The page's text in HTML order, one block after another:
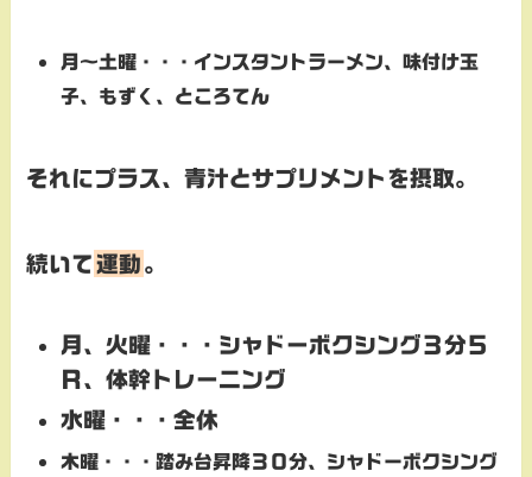
月～土曜・・・インスタントラーメン、味付け玉
子、もずく、ところてん
それにプラス、青汁とサプリメントを摂取。
続いて 運動 。
月、火曜・・・シャドーボクシング３分５
Ｒ、体幹トレーニング
水曜・・・全休
木曜・・・踏み台昇降３０分、シャドーボクシング